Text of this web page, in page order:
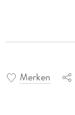
Merken